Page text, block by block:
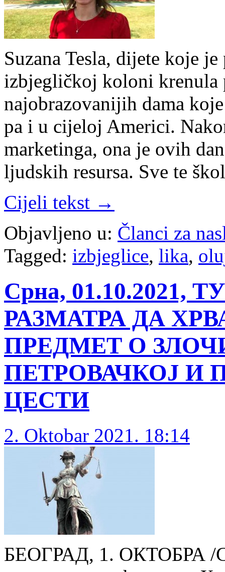
Suzana Tesla, dijete koje
izbjegličkoj koloni krenula
najobrazovanijih dama
pa i u cijeloj Americi.
marketinga, ona je ovih
ljudskih resursa. Sve te
Cijeli tekst →
Objavljeno u: Članci za
Tagged: izbjeglice, lika,
Срна,
РАЗМАТРА ДА
ПРЕДМЕТ О
ПЕТРОВАЧКОЈ И
ЦЕСТИ
2. Oktobar 2021. 18:14
БЕОГРАД, 1. ОКТОБРА /